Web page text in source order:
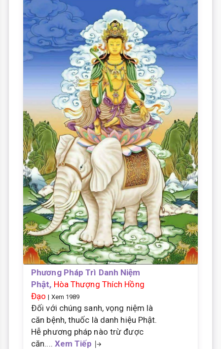
Phương Pháp Trì Danh Niệm
Phật, Hòa Thượng Thích Hồng
Đạo | Xem 1989
Ðối với chúng sanh, vọng niệm là
căn bệnh, thuốc là danh hiệu Phật.
Hễ phương pháp nào trừ được
căn.... Xem Tiếp